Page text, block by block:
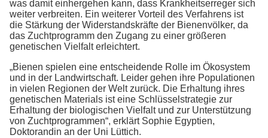
was damit einhergehen kann, dass Krankheitserreger sich
weiter verbreiten. Ein weiterer Vorteil des Verfahrens ist
die Stärkung der Widerstandskräfte der Bienenvölker, da
das Zuchtprogramm den Zugang zu einer größeren
genetischen Vielfalt erleichtert.
„Bienen spielen eine entscheidende Rolle im Ökosystem
und in der Landwirtschaft. Leider gehen ihre Populationen
in vielen Regionen der Welt zurück. Die Erhaltung ihres
genetischen Materials ist eine Schlüsselstrategie zur
Erhaltung der biologischen Vielfalt und zur Unterstützung
von Zuchtprogrammen“, erklärt Sophie Egyptien,
Doktorandin an der Uni Lüttich.